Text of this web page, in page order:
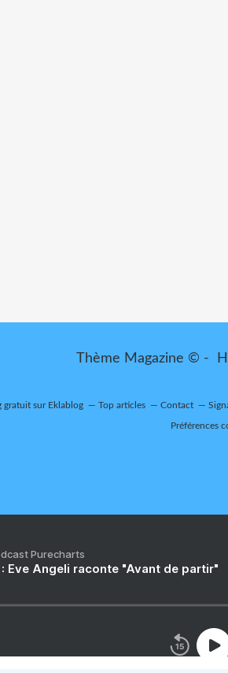
Thème Magazine © -
gratuit sur Eklablog Top articles Contact
Préférences
Purecharts
: Eve Angeli raconte "Avant de partir"